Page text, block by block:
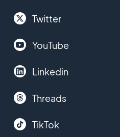
Twitter
YouTube
Linkedin
Threads
TikTok